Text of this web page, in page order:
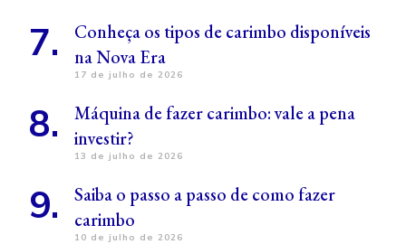
Conheça os tipos de carimbo disponíveis
na Nova Era
17 de julho de 2026
Máquina de fazer carimbo: vale a pena
investir?
13 de julho de 2026
Saiba o passo a passo de como fazer
carimbo
10 de julho de 2026